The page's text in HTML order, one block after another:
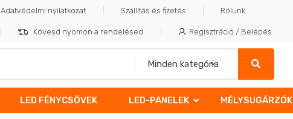
Adatvédelmi nyilatkozat Szállítás és fizetés Rólunk
Kövesd nyomon a rendelésed Regisztráció / Belépés
LED FÉNYCSÖVEK LED-PANELEK MÉLYSUGÁRZÓK